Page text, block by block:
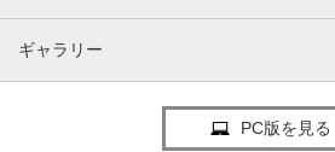
ギャラリー
PC版を見る